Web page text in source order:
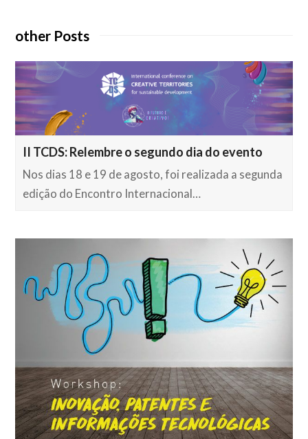
other Posts
II TCDS: Relembre o segundo dia do evento
Nos dias 18 e 19 de agosto, foi realizada a segunda
edição do Encontro Internacional…